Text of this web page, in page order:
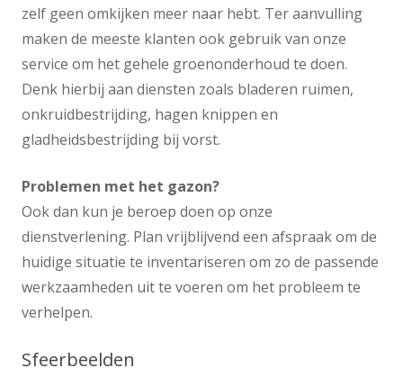
zelf geen omkijken meer naar hebt. Ter aanvulling
maken de meeste klanten ook gebruik van onze
service om het gehele groenonderhoud te doen.
Denk hierbij aan diensten zoals bladeren ruimen,
onkruidbestrijding, hagen knippen en
gladheidsbestrijding bij vorst.
Problemen met het gazon?
Ook dan kun je beroep doen op onze
dienstverlening. Plan vrijblijvend een afspraak om de
huidige situatie te inventariseren om zo de passende
werkzaamheden uit te voeren om het probleem te
verhelpen.
Sfeerbeelden